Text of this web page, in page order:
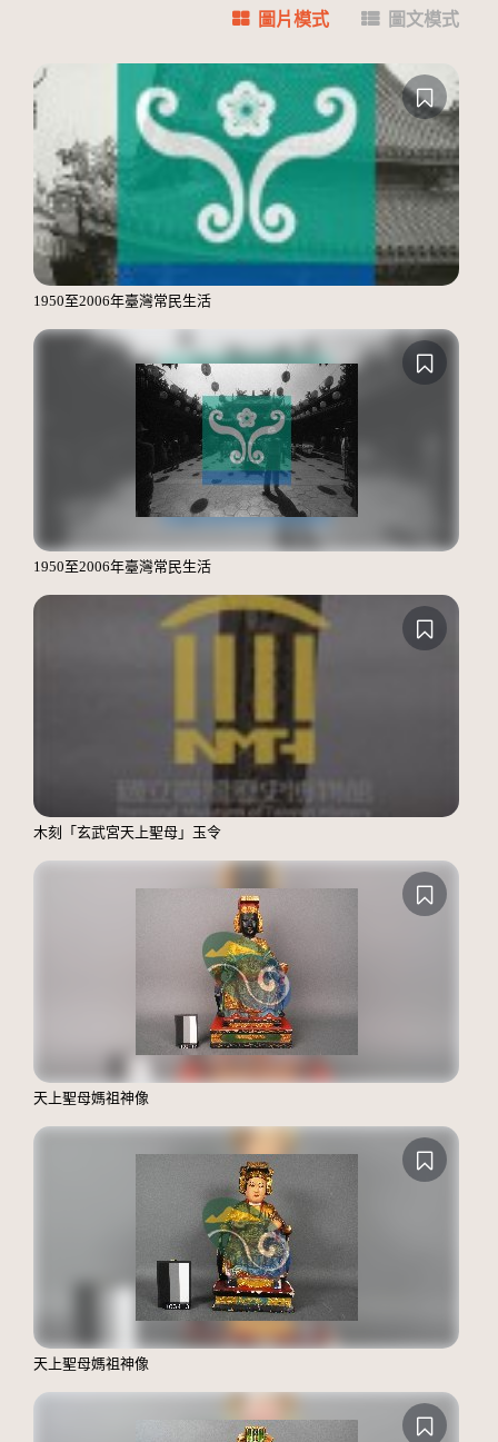
圖片模式 圖文模式
1950至2006年臺灣常民生活
1950至2006年臺灣常民生活
木刻「玄武宮天上聖母」玉令
天上聖母媽祖神像
天上聖母媽祖神像